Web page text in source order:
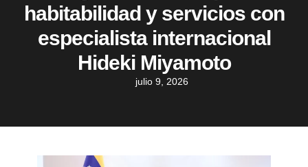
habitabilidad y servicios con
especialista internacional
Hideki Miyamoto
julio 9, 2026